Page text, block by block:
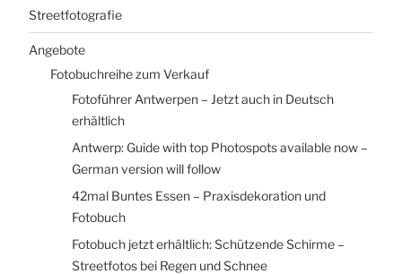
Streetfotografie
Angebote
Fotobuchreihe zum Verkauf
Fotoführer Antwerpen – Jetzt auch in Deutsch
erhältlich
Antwerp: Guide with top Photospots available now –
German version will follow
42mal Buntes Essen – Praxisdekoration und
Fotobuch
Fotobuch jetzt erhältlich: Schützende Schirme –
Streetfotos bei Regen und Schnee